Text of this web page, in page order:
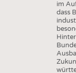
im
dass